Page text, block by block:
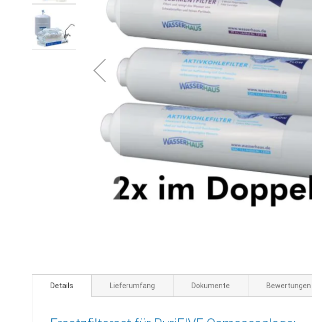
Bildgalerie
springenDetails Lieferumfang Dokumente Bewertungen